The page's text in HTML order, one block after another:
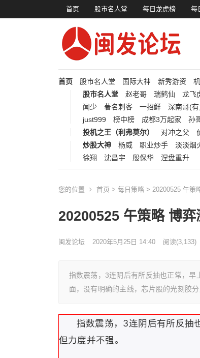
首页 股市名人堂 每日龙虎榜 每
首页 股市名人堂 国际大神 新秀游资
股市名人堂
赵老哥 瑞鹤仙 龙飞
闻少
著名刺客 一招鲜 深南哥(
just999
榜中榜 成都3万起家 孙
投机之王（利弗莫尔）
对冲之父
炒股大神
杨威 职业炒手 淡淡烟
徐翔
沈昌宇 殷保华 涅盘重升
您的位置 首页 > 每日策略 > 20200525 午策
20200525 午策略 博弈
闽发论坛 2020年5月25日 14:40 阅读(3,133)
指数震荡，3连阴后有所反抽也正常，
面，没有明确的主线，芯片股的光刻胶
指数震荡，3连阴后有所反抽
但力度并不强。